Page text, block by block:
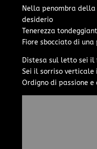
Nella penombra
desiderio
Tenerezza
Fiore sbocciato di
Distesa sul letto sei il
Sei il sorriso verticale
Ordigno di passione